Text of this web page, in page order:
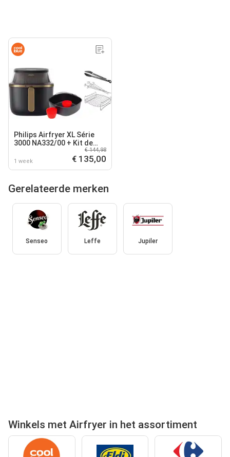
Philips Airfryer XL Série
3000 NA332/00 + Kit de
Cuisson 2 Niveaux + Kit
Cuisson
1 week
€ 144,98
€ 135,00
Gerelateerde merken
Senseo Leffe Jupiler
Winkels met Airfryer in het assortiment